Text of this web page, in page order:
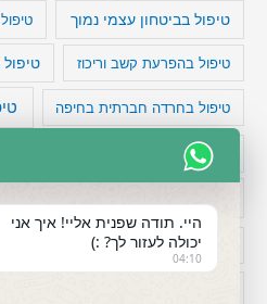
טיפול בביטחון עצמי נמוך
טיפול בהפרעת קשב וריכוז
טיפול בחרדה חברתית בחיפה
טיפול תרופתי להפרעת קשב
מפורסמים עם הפרעת קשב
היי. תודה שפנית אליי! איך אני
יכולה לעזור לך? :)
04:10